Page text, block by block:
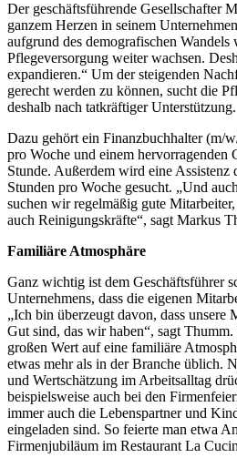
Der geschäftsführende Gesellschafter
ganzem Herzen in seinem
aufgrund des demografischen
Pflegeversorgung weiter wachsen.
expandieren.“ Um der steigenden
gerecht werden zu können, sucht die
deshalb nach tatkräftiger Unterstützung.
Dazu gehört ein Finanzbuchhalter (m/
pro Woche und einem hervorragenden
Stunde. Außerdem wird eine
Stunden pro Woche gesucht. „Und
suchen wir regelmäßig gute
auch Reinigungskräfte“, sagt Markus
Familiäre Atmosphäre
Ganz wichtig ist dem Geschäftsführer
Unternehmens, dass die eigenen
„Ich bin überzeugt davon, dass unsere
Gut sind, das wir haben“, sagt
großen Wert auf eine familiäre
etwas mehr als in der Branche üblich.
und Wertschätzung im Arbeitsalltag
beispielsweise auch bei den
immer auch die Lebenspartner und
eingeladen sind. So feierte man etwa
Firmenjubiläum im Restaurant La